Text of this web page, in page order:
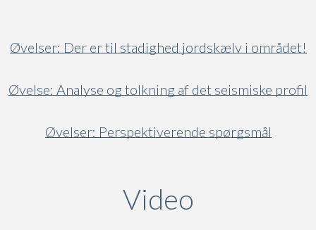
Øvelser: Der er til stadighed jordskælv i området!
Øvelse: Analyse og tolkning af det seismiske profil
Øvelser: Perspektiverende spørgsmål
Video